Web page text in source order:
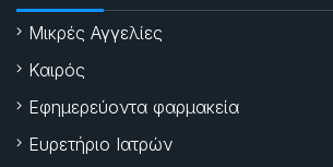
Μικρές Αγγελίες
Καιρός
Εφημερεύοντα φαρμακεία
Ευρετήριο Ιατρών